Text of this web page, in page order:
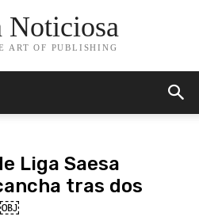
Noticiosa
ART OF PUBLISHING
Liga Saesa
tras dos